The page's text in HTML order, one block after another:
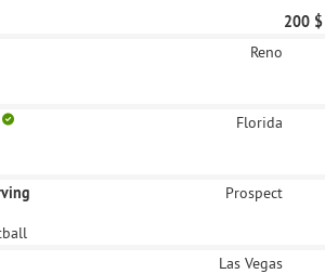
200 $
Reno
Florida
Prospect
Las Vegas